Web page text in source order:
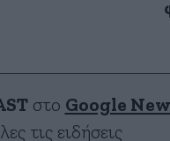
στο Google
τις ειδήσεις